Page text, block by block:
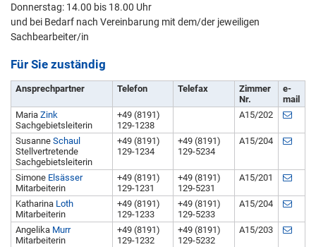
Donnerstag: 14.00 bis 18.00 Uhr
und bei Bedarf nach Vereinbarung mit dem/der jeweiligen
Sachbearbeiter/in
Für Sie zuständig
Ansprechpartner Telefon Telefax
Zimmer
Nr.
e-
mail
MariaZink
Sachgebietsleiterin
+49 (8191)
129-1238
A15/202
SusanneSchaul
Stellvertretende
Sachgebietsleiterin
+49 (8191)
129-1234
+49 (8191)
129-5234
A15/204
Simone Elsässer
Mitarbeiterin
+49 (8191)
129-1231
+49 (8191)
129-5231
A15/201
Katharina Loth
Mitarbeiterin
+49 (8191)
129-1233
+49 (8191)
129-5233
A15/204
Angelika Murr
Mitarbeiterin
+49 (8191)
129-1232
+49 (8191)
129-5232
A15/203